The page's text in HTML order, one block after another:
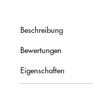
Beschreibung
Bewertungen
Eigenschaften